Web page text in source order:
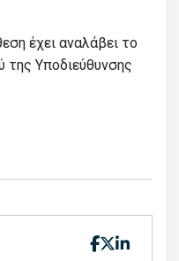
έχει αναλάβει το
Υποδιεύθυνσης